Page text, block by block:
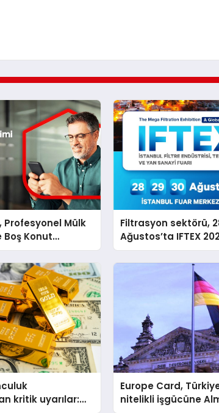
Profesyonel Mülk
Boş Konut
Filtrasyon sektörü,
Ağustos’ta IFTEX
buluşacak
kritik uyarılar:
Europe Card,
nitelikli işgücüne